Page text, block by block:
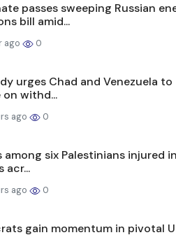
passes sweeping Russian
bill amid...
ago 0
urges Chad and Venezuela to
on withd...
ago 0
among six Palestinians injured
acr...
ago 0
gain momentum in pivotal